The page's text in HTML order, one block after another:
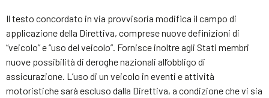
Il testo concordato in via provvisoria modifica il campo di
applicazione della Direttiva, comprese nuove definizioni di
“veicolo” e “uso del veicolo”. Fornisce inoltre agli Stati membri
nuove possibilità di deroghe nazionali all’obbligo di
assicurazione. L’uso di un veicolo in eventi e attività
motoristiche sarà escluso dalla Direttiva, a condizione che vi sia